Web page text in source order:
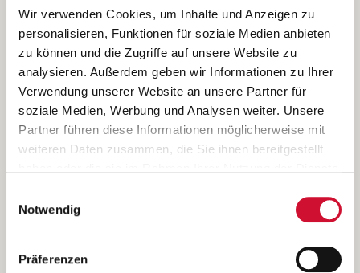
Wir verwenden Cookies, um Inhalte und Anzeigen zu
personalisieren, Funktionen für soziale Medien anbieten
zu können und die Zugriffe auf unsere Website zu
analysieren. Außerdem geben wir Informationen zu Ihrer
Verwendung unserer Website an unsere Partner für
soziale Medien, Werbung und Analysen weiter. Unsere
Partner führen diese Informationen möglicherweise mit
weiteren Daten zusammen, die Sie ihnen bereitgestellt
Wenn Sie auf „Cookies zulassen“ klicken, so stimmen
Sie der Speicherung sämtlicher Cookies zu. Sie können
Ihre Einwilligung selbstverständlich jederzeit widerrufen,
indem Sie die Cookie-Einstellungen aufrufen und diese
Notwendig
Präferenzen
Ich bin damit einverstanden, dass meine personenbezogenen Daten
ausschließlich zum Zweck der Durchführung der Kontaktanfrage
verarbeitet, auf IT- Systemen der Garitz Bewirtschaftungsbetriebe
GmbH, Heinrich-von-Kleist-Straße 2, 97688 Bad Kissingen
(Betreiber) gespeichert und an die für das Stellenangebot
verantwortliche Stelle zur Kontaktaufnahme weitergegeben
werden.
Diese Einwilligungserklärung kann ich jederzeit gegenüber dem
Weitere Details können Sie der
entnehmen.